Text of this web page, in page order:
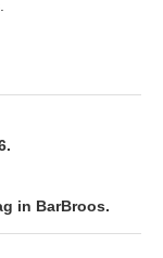
in BarBroos.